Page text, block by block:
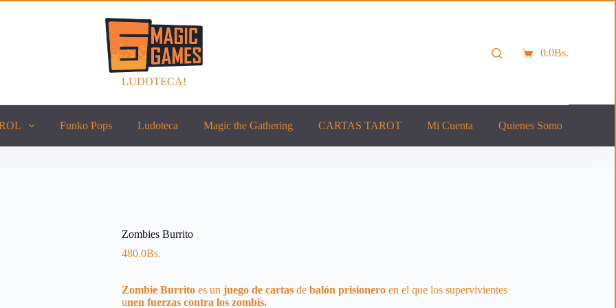
LUDOTECA!
Carro0.0Bs.
Funko Pops Ludoteca Magic the Gathering CARTAS TAROT Mi Cuenta Quienes Somos
Zombies Burrito
480.0Bs.
Zombie Burritoes un juego de cartasde balón prisioneroen el que los supervivientes
unen fuerzas contra los zombis.